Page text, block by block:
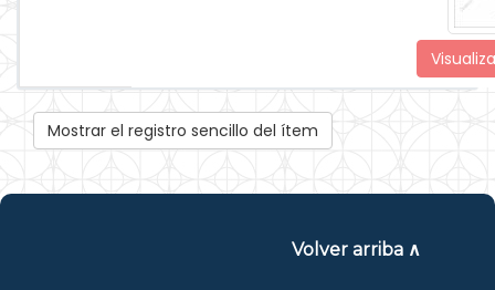
Mostrar el registro sencillo del ítem
Volver arriba ∧